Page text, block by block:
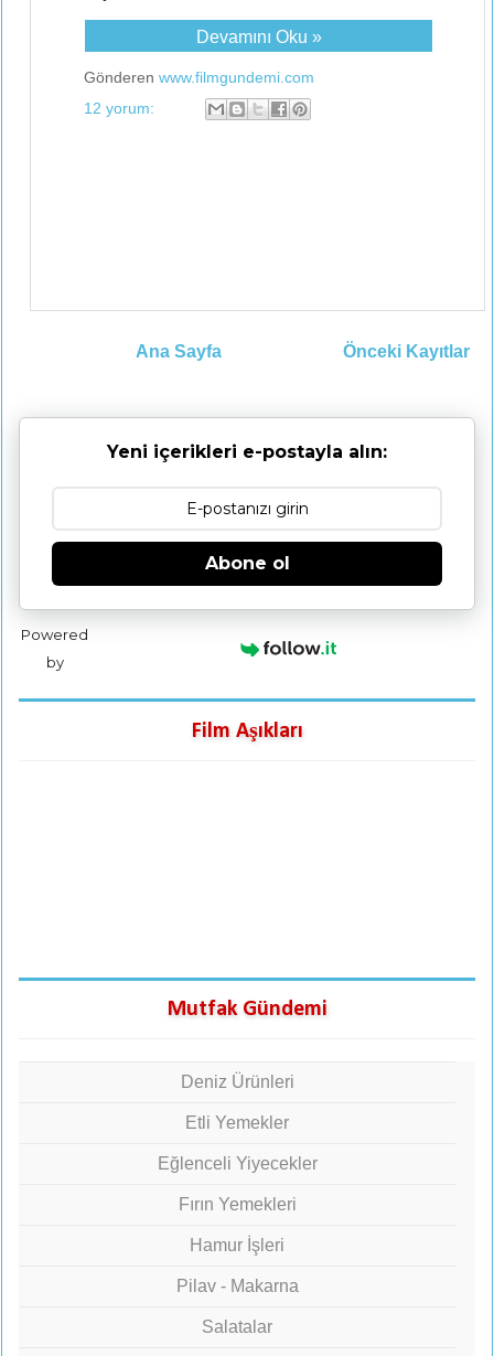
Devamını Oku »
Gönderen www.filmgundemi.com
12 yorum:
Önceki Kayıtlar
Ana Sayfa
Yeni içerikleri e-postayla alın:
Abone ol
Powered
by
Film Aşıkları
Mutfak Gündemi
Deniz Ürünleri
Etli Yemekler
Eğlenceli Yiyecekler
Fırın Yemekleri
Hamur İşleri
Pilav - Makarna
Salatalar